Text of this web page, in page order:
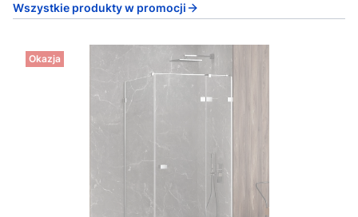
Wszystkie produkty w promocji
Okazja